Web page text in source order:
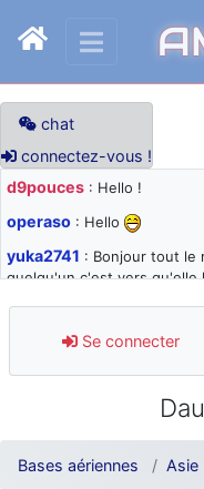
chat
connectez-vous !
d9pouces : Hello !
operaso : Hello
yuka2741 : Bonjour tout le
quelqu'un c'est vers qu'elle
d9pouces: désolé pour
jours : je teste des
: Super, la
d9pouces : je suis un
comprendre
Se connecter
Bases aériennes Asie